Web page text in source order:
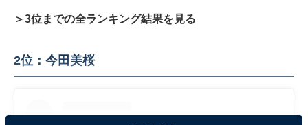
＞3位までの全ランキング結果を見る
2位：今田美桜